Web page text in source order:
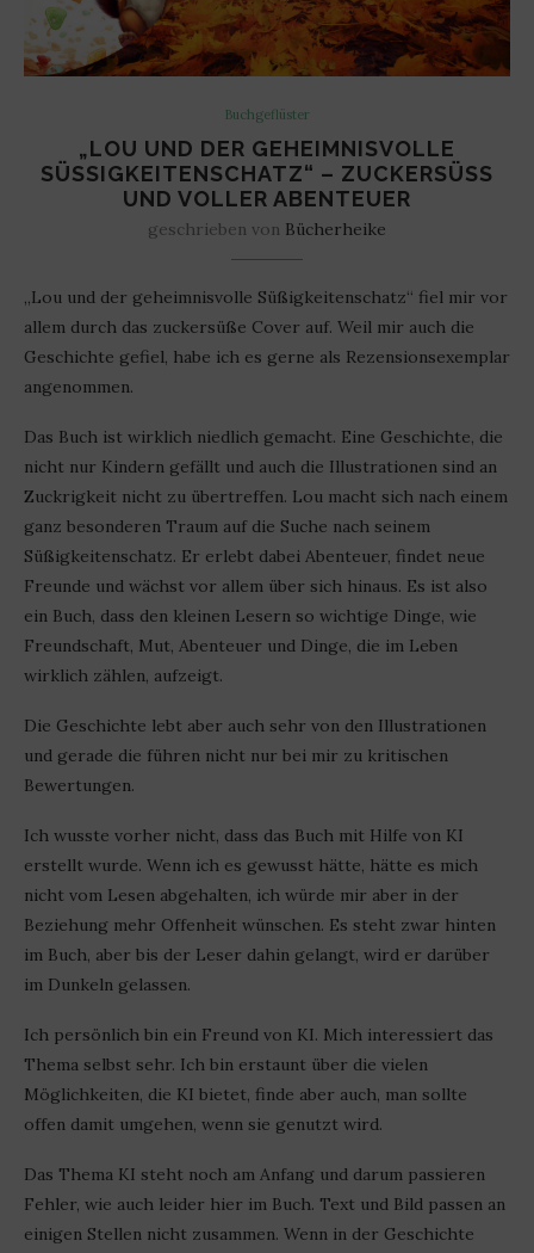
Buchgeflüster
„LOU UND DER GEHEIMNISVOLLE
SÜSSIGKEITENSCHATZ“ – ZUCKERSÜSS UN
D VOLLER ABENTEUER
geschrieben von Bücherheike
„Lou und der geheimnisvolle Süßigkeitenschatz“ fiel mir vor
allem durch das zuckersüße Cover auf. Weil mir auch die
Geschichte gefiel, habe ich es gerne als Rezensionsexemplar
angenommen.
Das Buch ist wirklich niedlich gemacht. Eine Geschichte, die
nicht nur Kindern gefällt und auch die Illustrationen sind an
Zuckrigkeit nicht zu übertreffen. Lou macht sich nach einem
ganz besonderen Traum auf die Suche nach seinem
Süßigkeitenschatz. Er erlebt dabei Abenteuer, findet neue
Freunde und wächst vor allem über sich hinaus. Es ist also
ein Buch, dass den kleinen Lesern so wichtige Dinge, wie
Freundschaft, Mut, Abenteuer und Dinge, die im Leben
wirklich zählen, aufzeigt.
Die Geschichte lebt aber auch sehr von den Illustrationen
und gerade die führen nicht nur bei mir zu kritischen
Bewertungen.
Ich wusste vorher nicht, dass das Buch mit Hilfe von KI
erstellt wurde. Wenn ich es gewusst hätte, hätte es mich
nicht vom Lesen abgehalten, ich würde mir aber in der
Beziehung mehr Offenheit wünschen. Es steht zwar hinten
im Buch, aber bis der Leser dahin gelangt, wird er darüber
im Dunkeln gelassen.
Ich persönlich bin ein Freund von KI. Mich interessiert das
Thema selbst sehr. Ich bin erstaunt über die vielen
Möglichkeiten, die KI bietet, finde aber auch, man sollte
offen damit umgehen, wenn sie genutzt wird.
Das Thema KI steht noch am Anfang und darum passieren
Fehler, wie auch leider hier im Buch. Text und Bild passen an
einigen Stellen nicht zusammen. Wenn in der Geschichte